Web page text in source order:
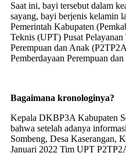
Saat ini, bayi tersebut dalam
sayang, bayi berjenis kelamin
Pemerintah Kabupaten
Teknis (UPT) Pusat Pelayanan
Perempuan dan Anak
Pemberdayaan Perempuan
Bagaimana kronologinya?
Kepala DKBP3A Kabupaten
bahwa setelah adanya
Sombeng, Desa Kaserangan,
Januari 2022 Tim UPT